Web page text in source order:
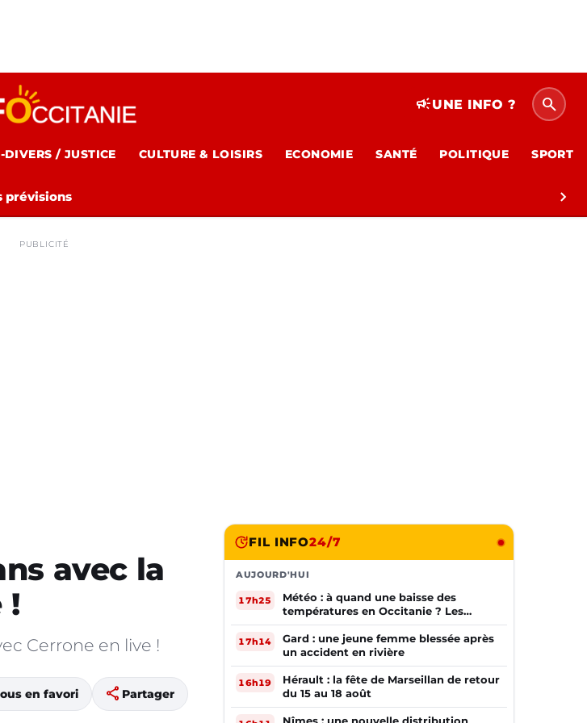
campaignUNE INFO ? search
DIVERS / JUSTICE CULTURE & LOISIRS ECONOMIE SANTÉ POLITIQUE SPORT
prévisions chevron_right
PUBLICITÉ
avec la
!
Cerrone en live !
en favori share Partager
FIL INFO24/7
AUJOURD'HUI
17h25
Météo : à quand une baisse des
températures en Occitanie ? Les
prévisions
17h14
Gard : une jeune femme blessée après
un accident en rivière
16h19
Hérault : la fête de Marseillan de retour
du 15 au 18 août